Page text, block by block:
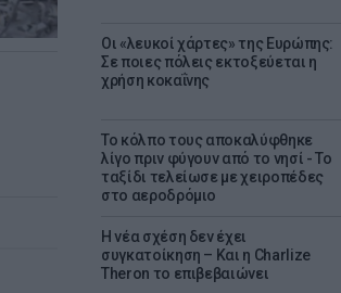
Οι «λευκοί χάρτες» της Ευρώπης:
Σε ποιες πόλεις εκτοξεύεται η
χρήση κοκαΐνης
Το κόλπο τους αποκαλύφθηκε
λίγο πριν φύγουν από το νησί - Το
ταξίδι τελείωσε με χειροπέδες
στο αεροδρόμιο
Η νέα σχέση δεν έχει
συγκατοίκηση – Και η Charlize
Theron το επιβεβαιώνει